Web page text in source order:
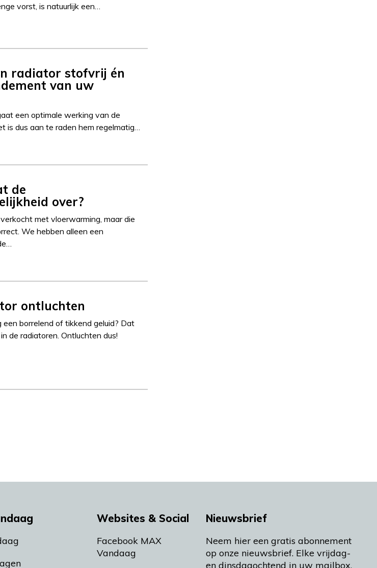
vorst, is natuurlijk een…
radiator stofvrij én
van uw
een optimale werking van de
is dus aan te raden hem regelmatig…
de
over?
met vloerwarming, maar die
We hebben alleen een
ontluchten
borrelend of tikkend geluid? Dat
de radiatoren. Ontluchten dus!
Websites & Social
Facebook MAX
Vandaag
Nieuwsbrief
Neem hier een gratis abonnement
op onze nieuwsbrief. Elke vrijdag-
en dinsdagochtend in uw mailbox.